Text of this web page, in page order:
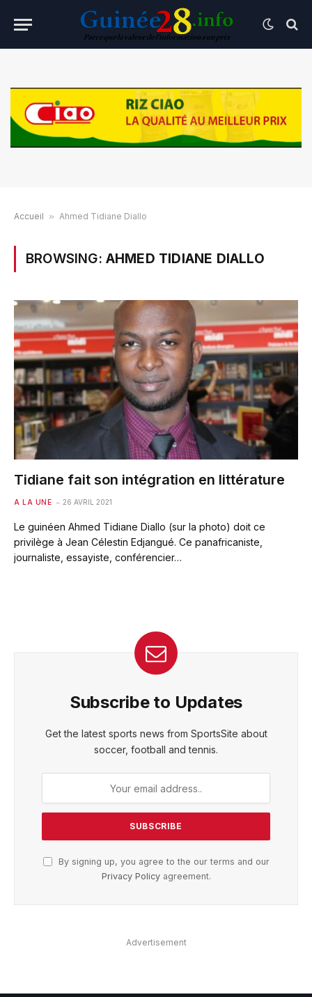
Accueil » Ahmed Tidiane Diallo
BROWSING: AHMED TIDIANE DIALLO
Tidiane fait son intégration en littérature
A LA UNE 26 AVRIL 2021
Le guinéen Ahmed Tidiane Diallo (sur la photo) doit ce
privilège à Jean Célestin Edjangué. Ce panafricaniste,
journaliste, essayiste, conférencier…
Subscribe to Updates
Get the latest sports news from SportsSite about
soccer, football and tennis.
By signing up, you agree to the our terms and our
Privacy Policyagreement.
Advertisement